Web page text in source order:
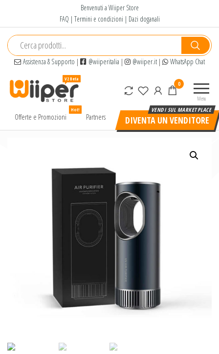
contenuto
Benvenuti a Wiiper Store
FAQ | Termini e condizioni | Dazi doganali
Assistenza & Supporto | @wiiperitalia | @wiiper.it| WhatsApp Chat
alta
Menu
0
Offerte e Promozioni
Hot!
Partners DIVENTA UN VENDITORE